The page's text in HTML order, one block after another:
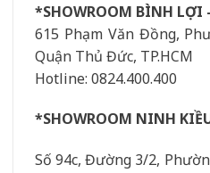
*SHOWROOM BÌNH LỢI
615 Phạm Văn Đồng,
Quận Thủ Đức, TP.HCM
Hotline: 0824.400.400
*SHOWROOM NINH
Số 94c, Đường 3/2,